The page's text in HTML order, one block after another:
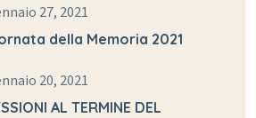
27, 2021
della Memoria 2021
20, 2021
AL TERMINE DEL